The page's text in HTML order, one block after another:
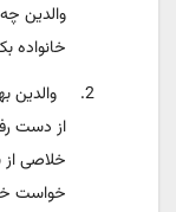
والدین
خانواده
2.
والدین
از دست
خلاصی
خواست